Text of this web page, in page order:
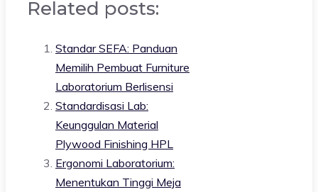
Related posts:
Standar SEFA: Panduan
Memilih Pembuat Furniture
Laboratorium Berlisensi
Standardisasi Lab:
Keunggulan Material
Plywood Finishing HPL
Ergonomi Laboratorium:
Menentukan Tinggi Meja